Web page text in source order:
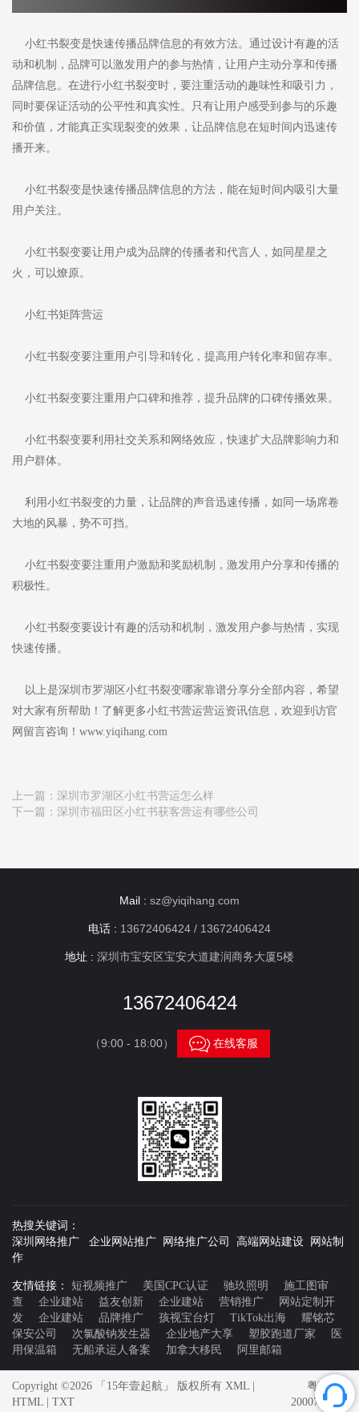
小红书裂变是快速传播品牌信息的有效方法。通过设计有趣的活
动和机制，品牌可以激发用户的参与热情，让用户主动分享和传播
品牌信息。在进行小红书裂变时，要注重活动的趣味性和吸引力，
同时要保证活动的公平性和真实性。只有让用户感受到参与的乐趣
和价值，才能真正实现裂变的效果，让品牌信息在短时间内迅速传
播开来。
小红书裂变是快速传播品牌信息的方法，能在短时间内吸引大量
用户关注。
小红书裂变要让用户成为品牌的传播者和代言人，如同星星之
火，可以燎原。
小红书矩阵营运
小红书裂变要注重用户引导和转化，提高用户转化率和留存率。
小红书裂变要注重用户口碑和推荐，提升品牌的口碑传播效果。
小红书裂变要利用社交关系和网络效应，快速扩大品牌影响力和
用户群体。
利用小红书裂变的力量，让品牌的声音迅速传播，如同一场席卷
大地的风暴，势不可挡。
小红书裂变要注重用户激励和奖励机制，激发用户分享和传播的
积极性。
小红书裂变要设计有趣的活动和机制，激发用户参与热情，实现
快速传播。
以上是深圳市罗湖区小红书裂变哪家靠谱分享分全部内容，希望
对大家有所帮助！了解更多小红书营运营运资讯信息，欢迎到访官
网留言咨询！www.yiqihang.com
上一篇： 深圳市罗湖区小红书营运怎么样
下一篇： 深圳市福田区小红书获客营运有哪些公司
Mail : sz@yiqihang.com
电话 : 13672406424 / 13672406424
地址 : 深圳市宝安区宝安大道建润商务大厦5楼
13672406424
（9:00 - 18:00） 在线客服
热搜关键词：
深圳网络推广 企业网站推广 网络推广公司 高端网站建设 网站制
作
友情链接： 短视频推广 美国CPC认证 驰玖照明
施工图审
查
企业建站 益友创新 企业建站 营销推广
网站定制开
发
企业建站 品牌推广 孩视宝台灯 TikTok出海
耀铭芯
保安公司
次氯酸钠发生器 企业地产大享 塑胶跑道厂家
医
用保温箱
无船承运人备案 加拿大移民 阿里邮箱
Copyright ©2026 「15年壹起航」 版权所有 XML |
HTML | TXT
粤ICP备
20007592号